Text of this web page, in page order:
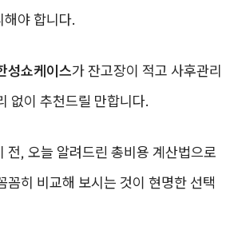
야 합니다.
성쇼케이스가 잔고장이 적고 사후관리
없이 추천드릴 만합니다.
전, 오늘 알려드린 총비용 계산법으로
꼼히 비교해 보시는 것이 현명한 선택